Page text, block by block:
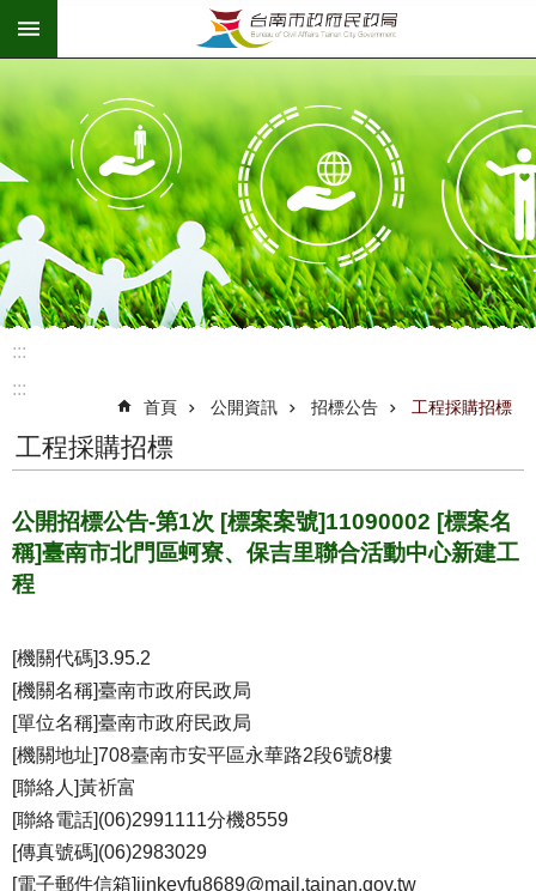
跳到主要內容區塊
:::
:::
首頁 公開資訊 招標公告 工程採購招標
工程採購招標
公開招標公告-第1次 [標案案號]11090002 [標案名
稱]臺南市北門區蚵寮、保吉里聯合活動中心新建工
程
[機關代碼]3.95.2
[機關名稱]臺南市政府民政局
[單位名稱]臺南市政府民政局
[機關地址]708臺南市安平區永華路2段6號8樓
[聯絡人]黃祈富
[聯絡電話](06)2991111分機8559
[傳真號碼](06)2983029
[電子郵件信箱]jinkeyfu8689@mail.tainan.gov.tw